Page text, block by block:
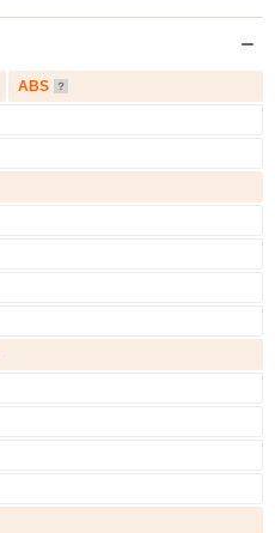
ABS